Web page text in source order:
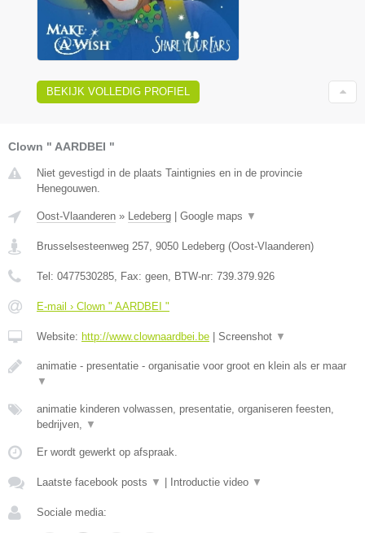
BEKIJK VOLLEDIG PROFIEL
Clown " AARDBEI "
Niet gevestigd in de plaats Taintignies en in de provincie
Henegouwen.
Oost-Vlaanderen » Ledeberg | Google maps ▼
Brusselsesteenweg 257 9050 Ledeberg (Oost-Vlaanderen)
Tel: 0477530285 , Fax: geen , BTW-nr: 739.379.926
E-mail › Clown " AARDBEI "
Website: http://www.clownaardbei.be | Screenshot ▼
animatie - presentatie - organisatie voor groot en klein als er maar
▼
animatie kinderen volwassen, presentatie, organiseren feesten,
bedrijven,
▼
Er wordt gewerkt op afspraak.
Laatste facebook posts ▼ | Introductie video ▼
Sociale media: